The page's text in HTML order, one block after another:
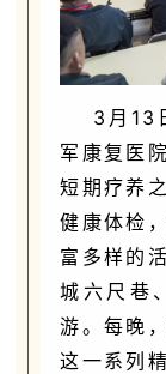
3月13
军康复医
短期疗养
健康体检
富多样的
城六尺巷
游。每晚
这一系列